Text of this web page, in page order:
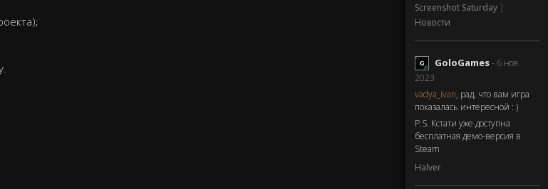
Screenshot Saturday |
Новости
GoloGames- 6 ноя.
2023
vadya_ivan, рад, что вам игра
показалась интересной : )
P.S. Кстати уже доступна
бесплатная демо-версия в
Steam
Halver